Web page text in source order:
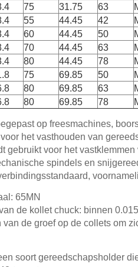
75 31.75 63
55 44.45 42
60 44.45 50
70 44.45 63
80 44.45 78
75 69.85 50
80 69.85 63
80 69.85 78
op freesmachines,
het vasthouden van
gebruikt voor het
spindels en
65MN
de kollet chuck: binnen 0.015
de groef op de collets om
soort gereedschapsholder